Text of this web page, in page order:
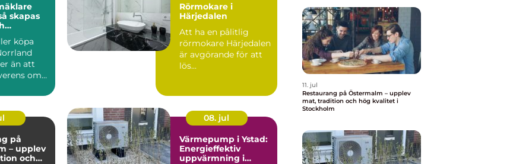
köpa
än att
om
Rörmokare i
Härjedalen
Att ha en pålitlig
rörmokare Härjedalen
är avgörande för att
lös...
på
– upplev
och
08. jul
Värmepump i Ystad:
Energieffektiv
uppvärmning i
11. jul
Restaurang på Östermalm – upplev
mat, tradition och hög kvalitet i
Stockholm